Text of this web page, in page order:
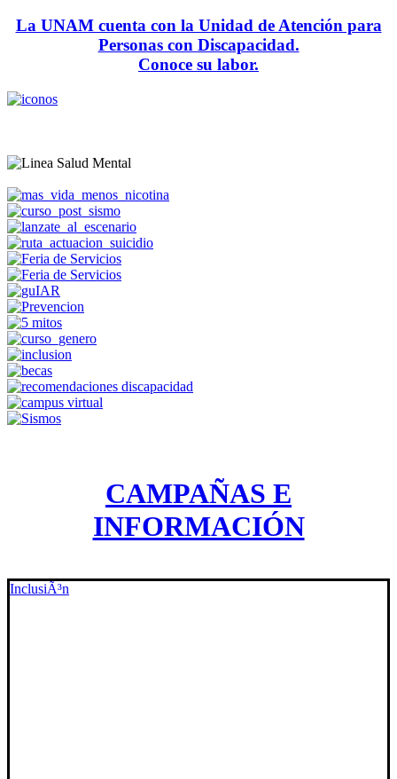
La UNAM cuenta con la Unidad de Atención para
Personas con Discapacidad.
Conoce su labor.
CAMPAÑAS E
INFORMACIÓN
InclusiÃ³n